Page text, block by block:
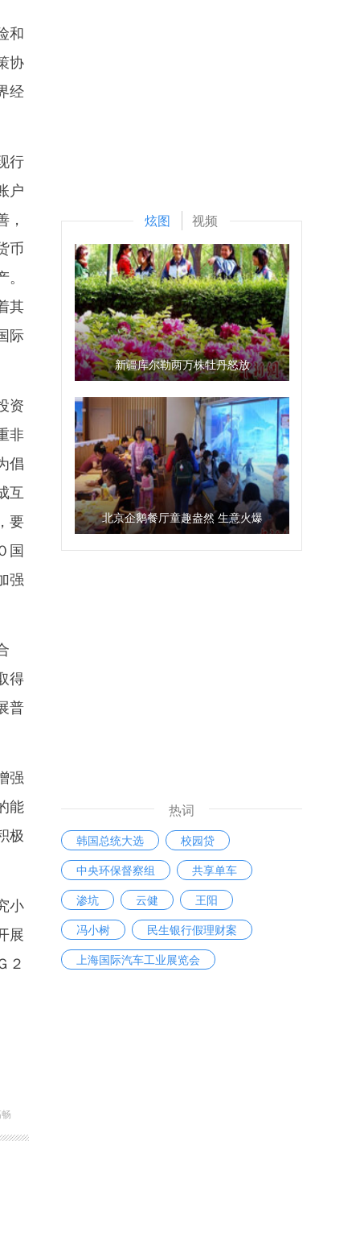
和
协
经
行
户
币
其
际
资
非
倡
互
要
国
强
得
普
强
能
极
小
展
２
炫图 视频
新疆库尔勒两万株牡丹怒放
北京企鹅餐厅童趣盎然 生意火爆
热词
韩国总统大选
校园贷
中央环保督察组
共享单车
渗坑
云健
王阳
冯小树
民生银行假理财案
上海国际汽车工业展览会